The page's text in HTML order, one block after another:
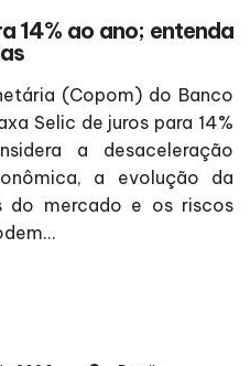
14% ao ano; entenda
(Copom) do Banco
Selic de juros para 14%
a desaceleração
a evolução da
do mercado e os riscos